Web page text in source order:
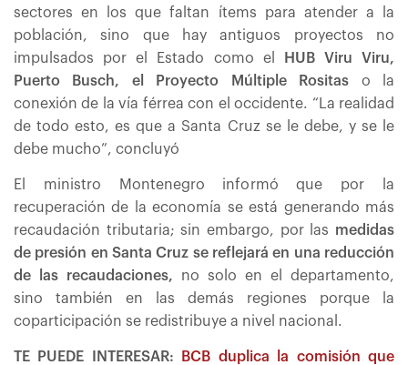
sectores en los que faltan ítems para atender a la
población, sino que hay antiguos proyectos no
impulsados por el Estado como el
HUB Viru Viru,
Puerto Busch, el Proyecto Múltiple Rositas o la
conexión de la vía férrea con el occidente. “La realidad
de todo esto, es que a Santa Cruz se le debe, y se le
debe mucho”, concluyó
El ministro Montenegro informó que por la
recuperación de la economía se está generando más
recaudación tributaria; sin embargo, por las medidas
de presión en Santa Cruz se reflejará en una reducción
de las recaudaciones, no solo en el departamento,
sino también en las demás regiones porque la
coparticipación se redistribuye a nivel nacional.
TE PUEDE INTERESAR:
BCB duplica la comisión que